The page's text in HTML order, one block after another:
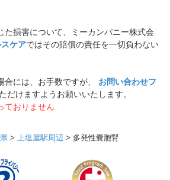
た損害について、ミーカンパニー株式会
ケアではその賠償の責任を一切負わない
合には、お手数ですが、 お問い合わせフ
だけますようお願いいたします。
ておりません
> 上塩屋駅周辺 > 多発性嚢胞腎